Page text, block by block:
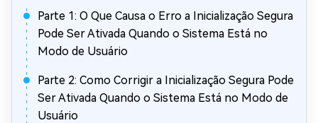
Parte 1: O Que Causa o Erro a Inicialização Segura
Pode Ser Ativada Quando o Sistema Está no
Modo de Usuário
Parte 2: Como Corrigir a Inicialização Segura Pode
Ser Ativada Quando o Sistema Está no Modo de
Usuário